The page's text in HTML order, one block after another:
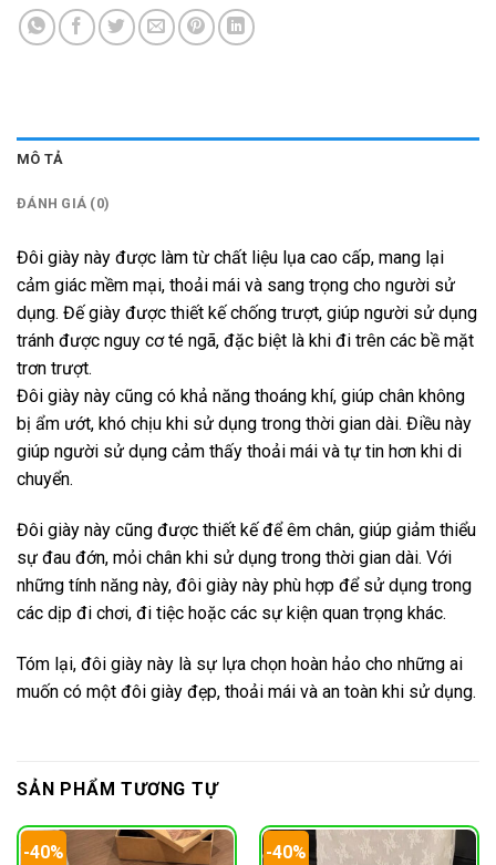
MÔ TẢ
ĐÁNH GIÁ (0)
Đôi giày này được làm từ chất liệu lụa cao cấp, mang lại
cảm giác mềm mại, thoải mái và sang trọng cho người sử
dụng. Đế giày được thiết kế chống trượt, giúp người sử dụng
tránh được nguy cơ té ngã, đặc biệt là khi đi trên các bề mặt
trơn trượt.
Đôi giày này cũng có khả năng thoáng khí, giúp chân không
bị ẩm ướt, khó chịu khi sử dụng trong thời gian dài. Điều này
giúp người sử dụng cảm thấy thoải mái và tự tin hơn khi di
chuyển.
Đôi giày này cũng được thiết kế để êm chân, giúp giảm thiểu
sự đau đớn, mỏi chân khi sử dụng trong thời gian dài. Với
những tính năng này, đôi giày này phù hợp để sử dụng trong
các dịp đi chơi, đi tiệc hoặc các sự kiện quan trọng khác.
Tóm lại, đôi giày này là sự lựa chọn hoàn hảo cho những ai
muốn có một đôi giày đẹp, thoải mái và an toàn khi sử dụng.
SẢN PHẨM TƯƠNG TỰ
-40% -40%